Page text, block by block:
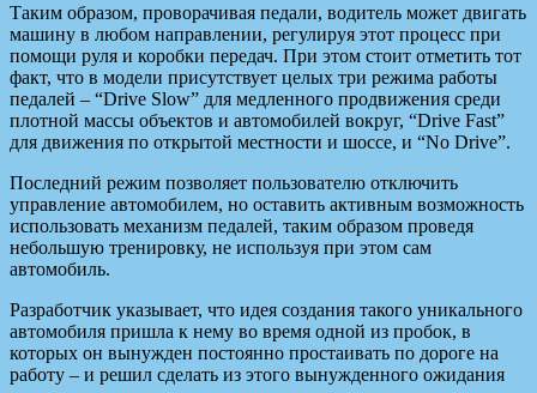
Таким образом, проворачивая педали, водитель может двигать
машину в любом направлении, регулируя этот процесс при
помощи руля и коробки передач. При этом стоит отметить тот
факт, что в модели присутствует целых три режима работы
педалей – “Drive Slow” для медленного продвижения среди
плотной массы объектов и автомобилей вокруг, “Drive Fast”
для движения по открытой местности и шоссе, и “No Drive”.
Последний режим позволяет пользователю отключить
управление автомобилем, но оставить активным возможность
использовать механизм педалей, таким образом проведя
небольшую тренировку, не используя при этом сам
автомобиль.
Разработчик указывает, что идея создания такого уникального
автомобиля пришла к нему во время одной из пробок, в
которых он вынужден постоянно простаивать по дороге на
работу – и решил сделать из этого вынужденного ожидания